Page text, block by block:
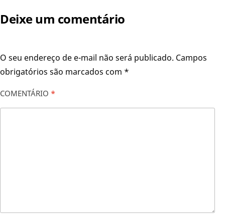
Deixe um comentário
O seu endereço de e-mail não será publicado. Campos
obrigatórios são marcados com *
COMENTÁRIO *